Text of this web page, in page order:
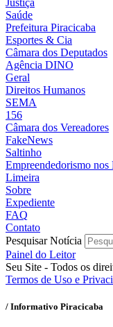
Justiça
Saúde
Prefeitura Piracicaba
Esportes & Cia
Câmara dos Deputados
Agência DINO
Geral
Direitos Humanos
SEMA
156
Câmara dos Vereadores
FakeNews
Saltinho
Empreendedorismo nos
Limeira
Sobre
Expediente
FAQ
Contato
Pesquisar Notícia
Painel do Leitor
Seu Site - Todos os
Termos de Uso e
/ Informativo Piracicaba